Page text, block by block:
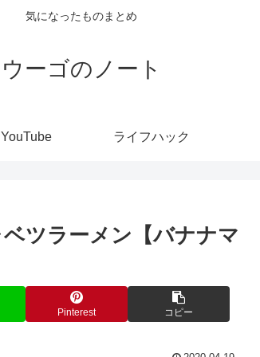
気になったものまとめ
ウーゴのノート
ライフハック
ツラーメン【バナナマ
Pinterest コピー